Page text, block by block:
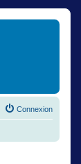
Connexion